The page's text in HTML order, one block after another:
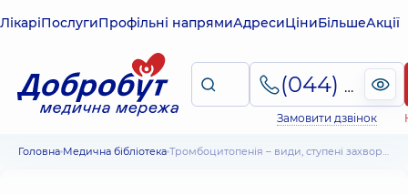
ЛікаріПослугиПрофільні напрямиАдресиЦіниБільшеАкції
(044) 495-2-888
Замовити дзвінок
Головна Медична бібліотека Тромбоцитопенія – види, ступені захворювання, принципи лікування